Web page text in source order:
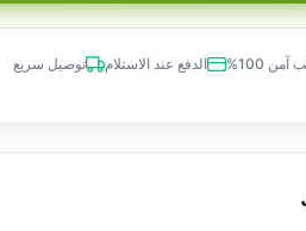
100% الدفع عند الاستلام توصيل سريع